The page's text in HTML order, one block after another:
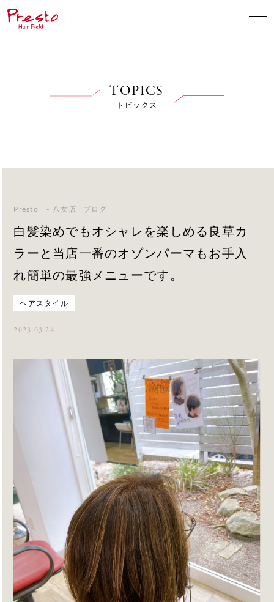
TOPICS
トピックス
Presto - 八女店 ブログ
白髪染めでもオシャレを楽しめる良草カ
ラーと当店一番のオゾンパーマもお手入
れ簡単の最強メニューです。
ヘアスタイル
2023.03.24